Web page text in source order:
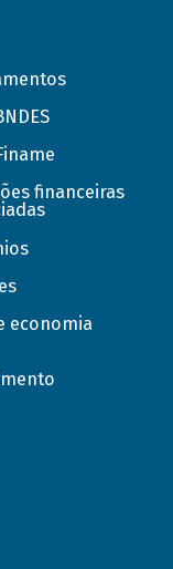
financeiras
economia